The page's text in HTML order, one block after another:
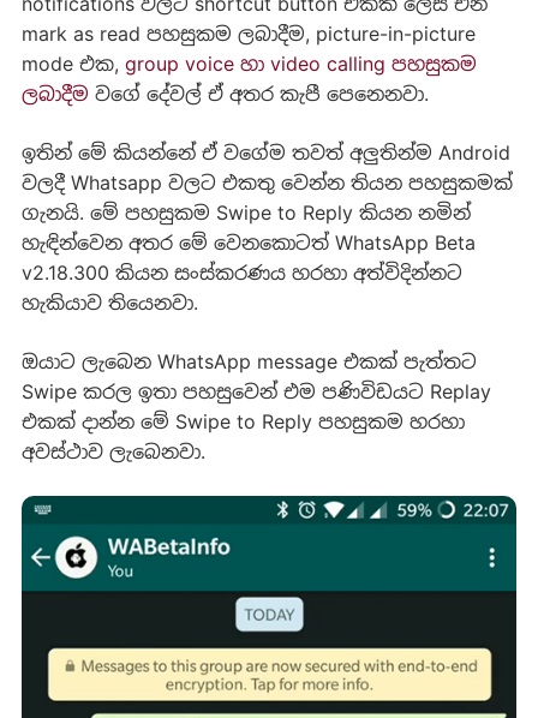
mark as read පහසුකම ලබාදීම, picture-in-picture
mode එක, group voice හා video calling පහසුකම
ලබාදීම වගේ දේවල් ඒ අතර කැපී පෙනෙනවා.
ඉතින් මේ කියන්නේ ඒ වග‍ේම තවත් අලුතින්ම Android
වලදී Whatsapp වලට එකතු වෙන්න තියන පහසුකමක්
ගැනයි. ‍මේ පහසුකම Swipe to Reply කියන නමින්
හැඳින්වෙන අතර මේ වෙනකොටත් WhatsApp Beta
v2.18.300 කියන සංස්කරණය හරහා අත්විදින්නට
හැකියාව තියෙනවා.
ඔයාට ලැබෙන WhatsApp message එකක් පැත්තට
Swipe කරල ඉතා පහසුවෙන් එම පණිවිඩයට Replay
එකක් දාන්න මේ Swipe to Reply පහසුකම හරහා
අවස්ථාව ලැබෙනවා.